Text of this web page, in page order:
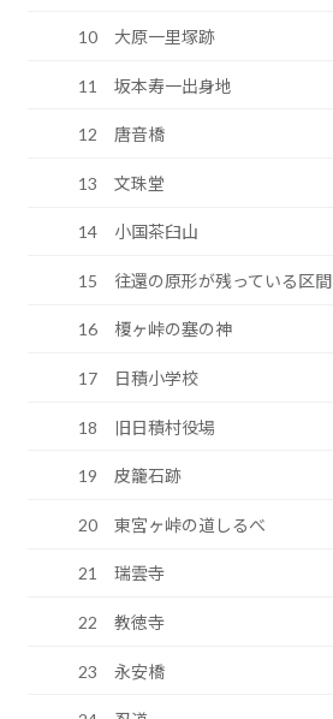
10 大原一里塚跡
11 坂本寿一出身地
12 唐音橋
13 文珠堂
14 小国茶臼山
15 往還の原形が残っている区間
16 榎ヶ峠の塞の神
17 日積小学校
18 旧日積村役場
19 皮籠石跡
20 東宮ヶ峠の道しるべ
21 瑞雲寺
22 教徳寺
23 永安橋